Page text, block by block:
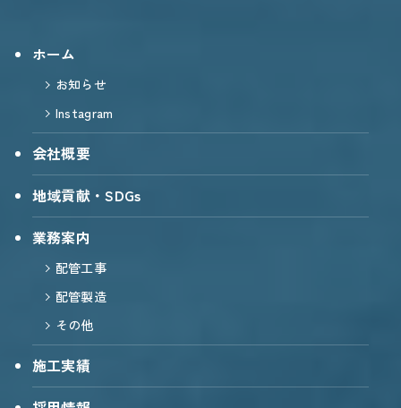
ホーム
お知らせ
Instagram
会社概要
地域貢献・SDGs
業務案内
配管工事
配管製造
その他
施工実績